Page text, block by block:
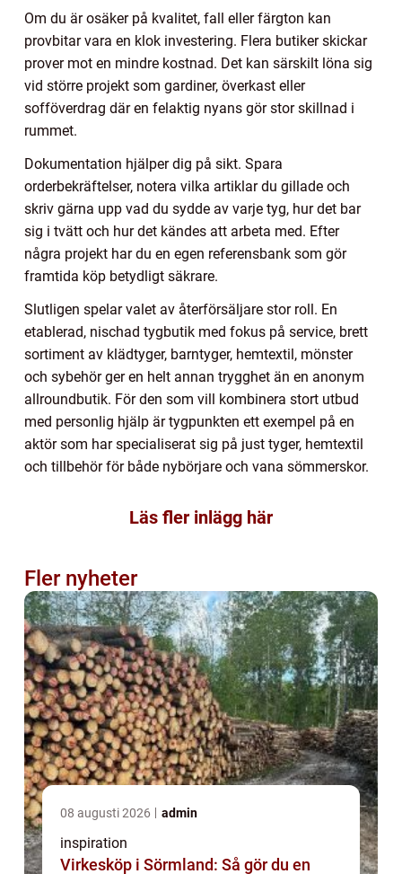
Om du är osäker på kvalitet, fall eller färgton kan
provbitar vara en klok investering. Flera butiker skickar
prover mot en mindre kostnad. Det kan särskilt löna sig
vid större projekt som gardiner, överkast eller
sofföverdrag där en felaktig nyans gör stor skillnad i
rummet.
Dokumentation hjälper dig på sikt. Spara
orderbekräftelser, notera vilka artiklar du gillade och
skriv gärna upp vad du sydde av varje tyg, hur det bar
sig i tvätt och hur det kändes att arbeta med. Efter
några projekt har du en egen referensbank som gör
framtida köp betydligt säkrare.
Slutligen spelar valet av återförsäljare stor roll. En
etablerad, nischad tygbutik med fokus på service, brett
sortiment av klädtyger, barntyger, hemtextil, mönster
och sybehör ger en helt annan trygghet än en anonym
allroundbutik. För den som vill kombinera stort utbud
med personlig hjälp är tygpunkten ett exempel på en
aktör som har specialiserat sig på just tyger, hemtextil
och tillbehör för både nybörjare och vana sömmerskor.
Läs fler inlägg här
Fler nyheter
08 augusti 2026 admin
inspiration
Virkesköp i Sörmland: Så gör du en